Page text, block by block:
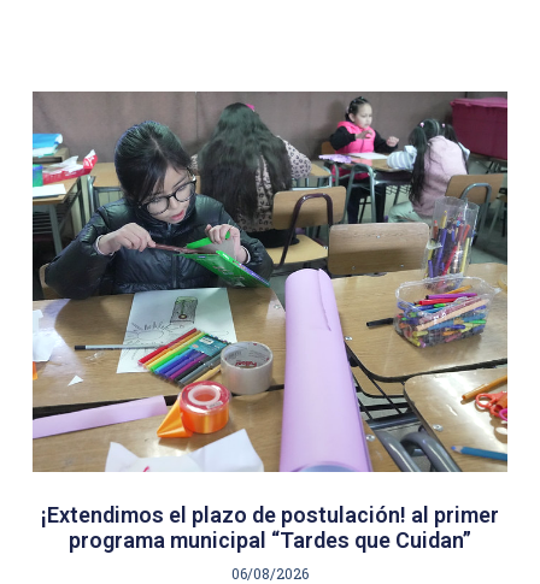
¡Extendimos el plazo de postulación! al primer
programa municipal “Tardes que Cuidan”
06/08/2026